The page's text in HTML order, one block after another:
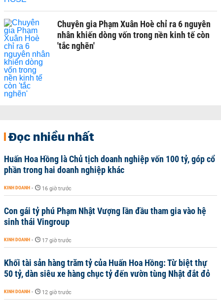
Chuyên gia Phạm Xuân Hoè chỉ ra 6 nguyên
nhân khiến dòng vốn trong nền kinh tế còn
'tắc nghẽn'
Đọc nhiều nhất
Huấn Hoa Hồng là Chủ tịch doanh nghiệp vốn 100 tỷ, góp cổ
phần trong hai doanh nghiệp khác
KINH DOANH - 16 giờ trước
Con gái tỷ phú Phạm Nhật Vượng lần đầu tham gia vào hệ
sinh thái Vingroup
KINH DOANH - 17 giờ trước
Khối tài sản hàng trăm tỷ của Huấn Hoa Hồng: Từ biệt thự
50 tỷ, dàn siêu xe hàng chục tỷ đến vườn tùng Nhật đắt đỏ
KINH DOANH - 12 giờ trước